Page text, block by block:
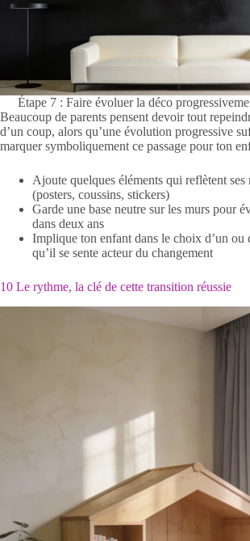
Étape 7 : Faire évoluer la déco
Beaucoup de parents pensent devoir tout
d’un coup, alors qu’une évolution progressive
marquer symboliquement ce passage pour ton
Ajoute quelques éléments qui reflètent ses
(posters, coussins, stickers)
Garde une base neutre sur les murs pour
dans deux ans
Implique ton enfant dans le choix d’un ou
qu’il se sente acteur du changement
10 Le rythme, la clé de cette transition réussie